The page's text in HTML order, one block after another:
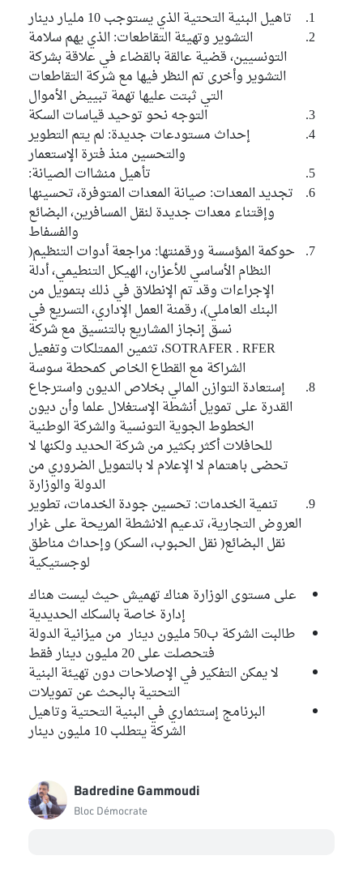
تاهيل البنية التحتية الذي يستوجب 10 مليار دينار
التشوير وتهيئة التقاطعات: الذي يهم سلامة
التونسيين، قضية عالقة بالقضاء في علاقة بشركة
التشوير وأخرى تم النظر فيها مع شركة التقاطعات
التي ثبتت عليها تهمة تبييض الأموال
التوجه نحو توحيد قياسات السكة
إحداث مستودعات جديدة: لم يتم التطوير
والتحسين منذ فترة الإستعمار
تأهيل منشاات الصيانة:
تجديد المعدات: صيانة المعدات المتوفرة، تحسينها
وإقتناء معدات جديدة لنقل المسافرين، البضائع
والفسفاط
حوكمة المؤسسة ورقمنتها: مراجعة أدوات التنظيم(
النظام الأساسي للأعزان، الهيكل التنطيمي، أدلة
الإجراءات وقد تم الإنطلاق في ذلك بتمويل من
البنك العاملي)، رقمنة العمل الإداري، التسريع في
نسق إنجاز المشاريع بالتنسيق مع شركة
SOTRAFER . RFER، تثمين الممتلكات وتفعيل
الشراكة مع القطاع الخاص كمحطة سوسة
إستعادة التوازن المالي بخلاص الديون واسترجاع
القدرة على تمويل أنشطة الإستغلال علما وأن ديون
الخطوط الجوية التونسية والشركة الوطنية
للحافلات أكثر بكثير من شركة الحديد ولكنها لا
تحضى باهتمام لا الإعلام لا بالتمويل الضروري من
الدولة والوزارة
تنمية الخدمات: تحسين جودة الخدمات، تطوير
العروض التجارية، تدعيم الانشطة المريحة على غرار
نقل البضائع( نقل الحبوب، السكر) وإحداث مناطق
لوجستيكية
على مستوى الوزارة هناك تهميش حيث ليست هناك
إدارة خاصة بالسكك الحديدية
طالبت الشركة ب50 مليون دينار من ميزانية الدولة
فتحصلت على 20 مليون دينار فقط
لا يمكن التفكير في الإصلاحات دون تهيئة البنية
التحتية بالبحث عن تمويلات
البرنامج إستثماري في البنية التحتية وتاهيل
الشركة يتطلب 10 مليون دينار
Badredine Gammoudi
Bloc Démocrate